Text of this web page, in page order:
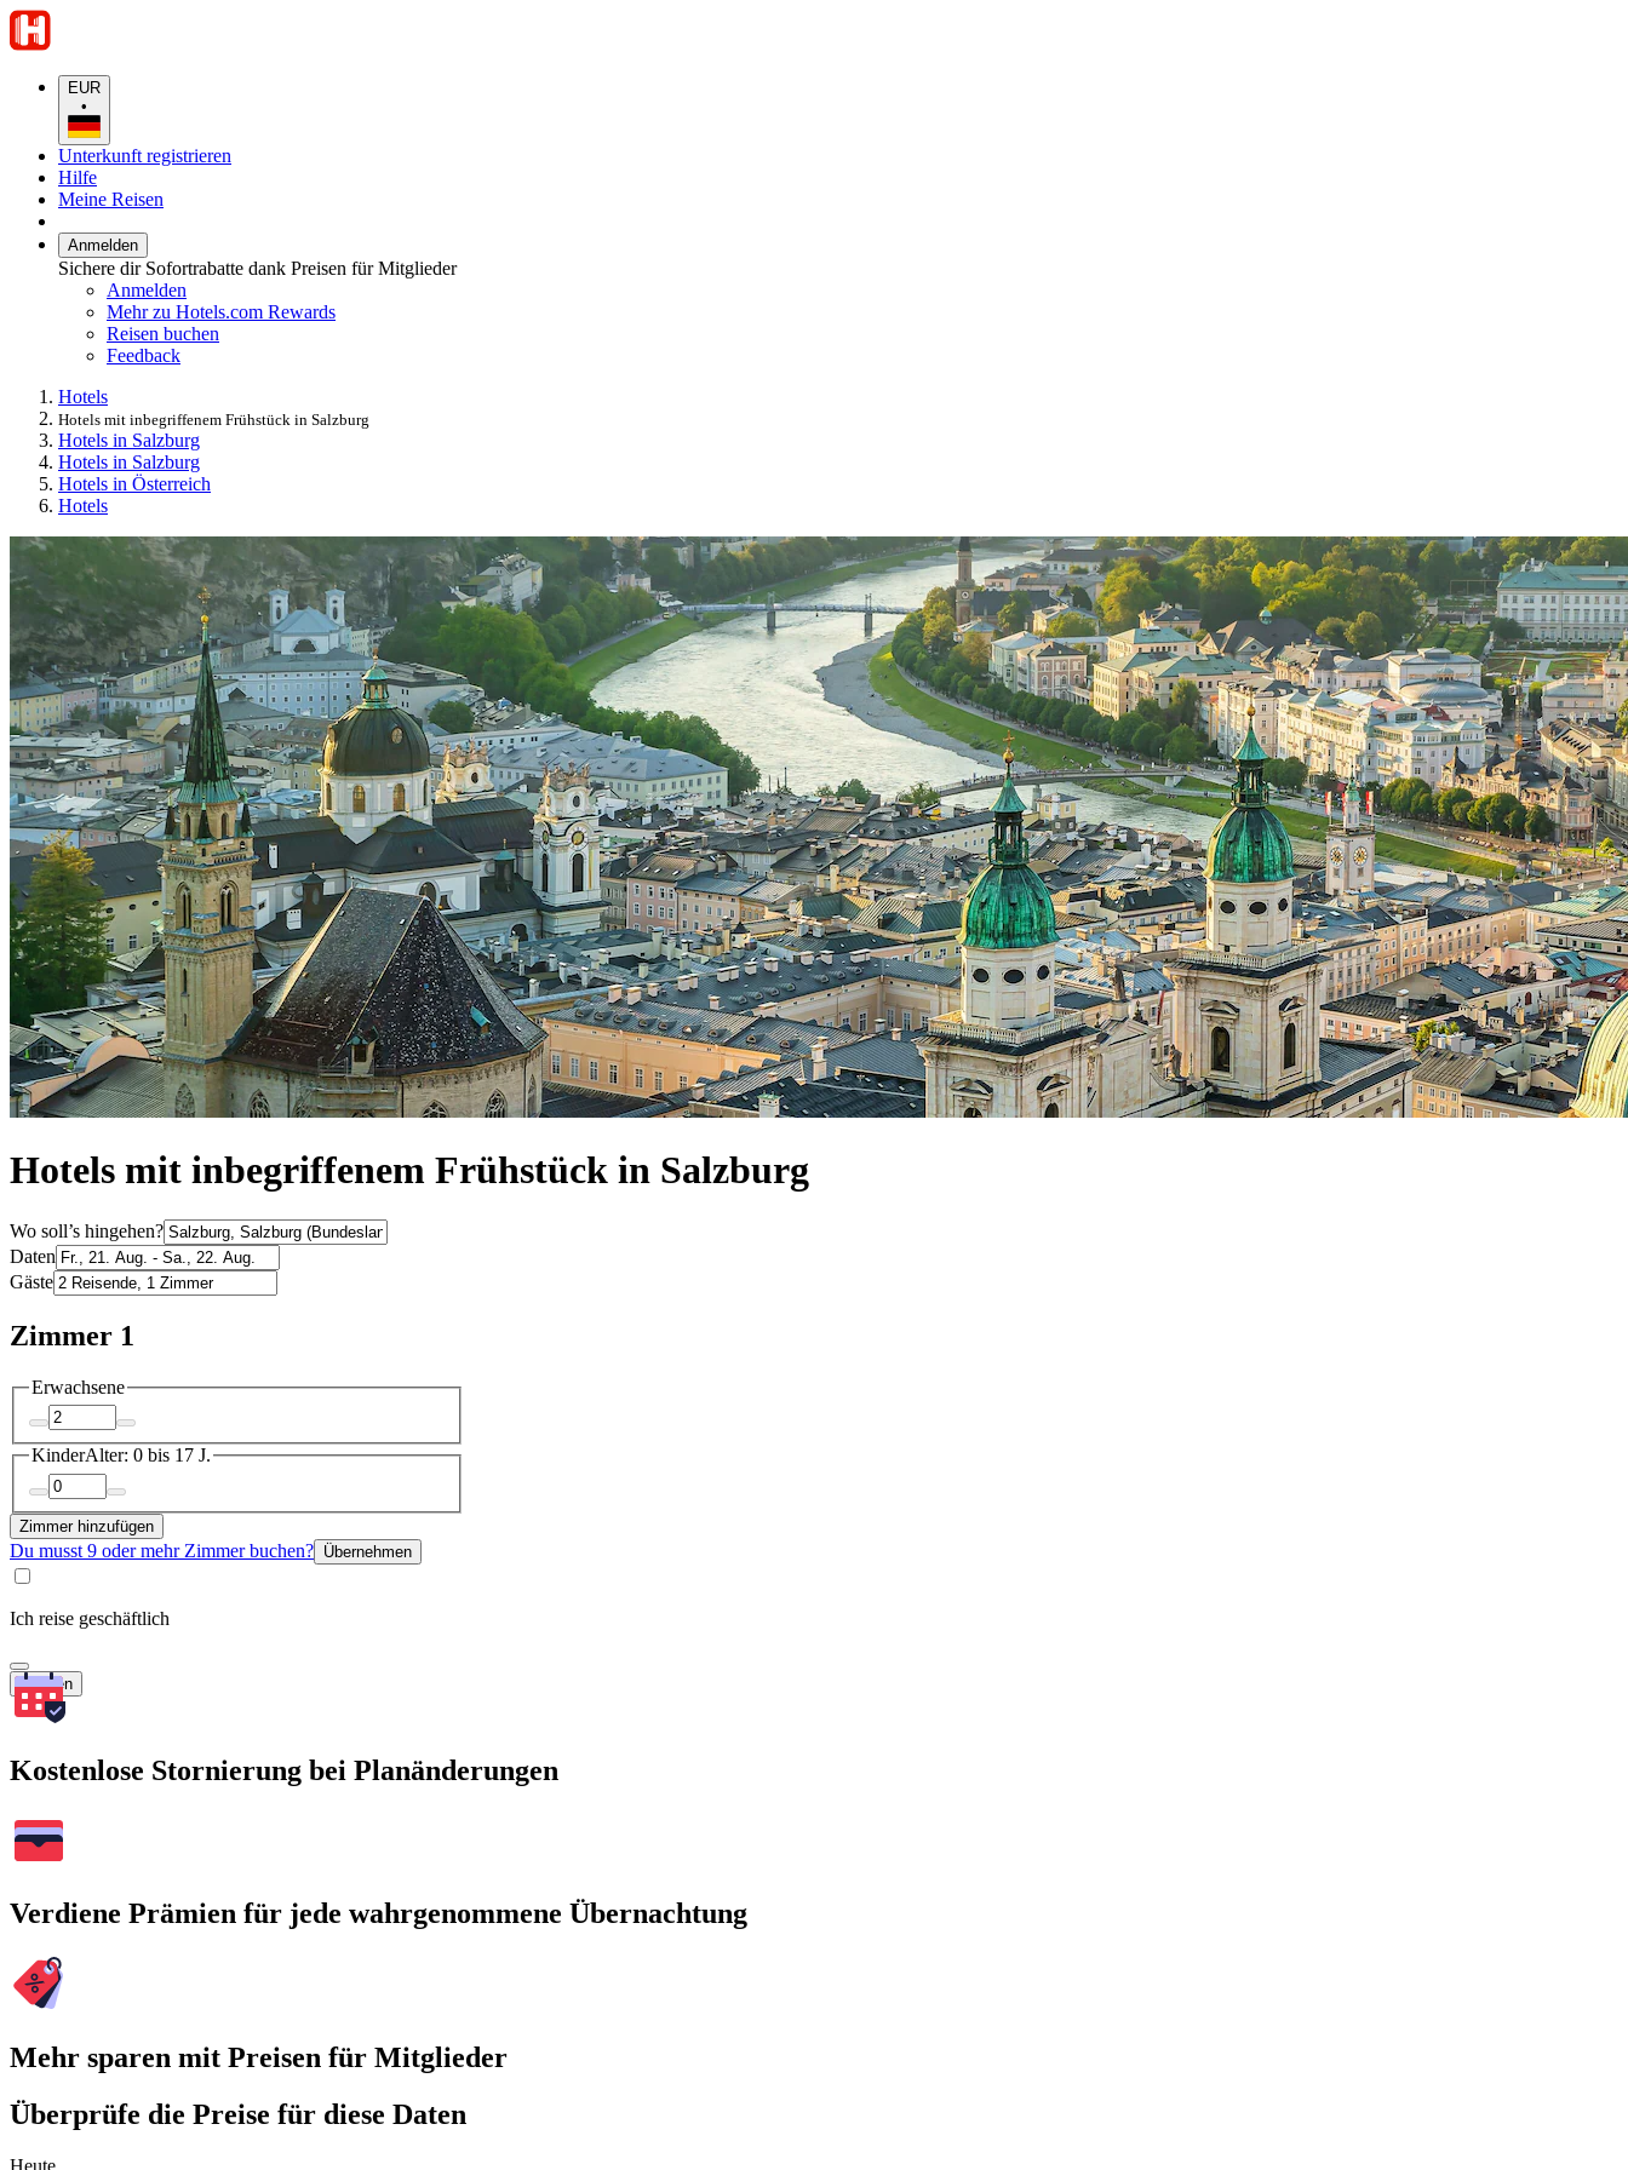
EUR
•
Unterkunft registrieren
Hilfe
Meine Reisen
Anmelden
Sichere dir Sofortrabatte dank Preisen für Mitglieder
Anmelden
Mehr zu Hotels.com Rewards
Reisen buchen
Feedback
Hotels
Hotels mit inbegriffenem Frühstück in Salzburg
Hotels in Salzburg
Hotels in Salzburg
Hotels in Österreich
Hotels
Hotels mit inbegriffenem Frühstück in Salzburg
Wo soll’s hingehen?
Daten
Gäste
Zimmer 1
Erwachsene
KinderAlter: 0 bis 17 J.
Zimmer hinzufügen
Du musst 9 oder mehr Zimmer buchen? Übernehmen
Ich reise geschäftlich
Suchen
Kostenlose Stornierung bei Planänderungen
Verdiene Prämien für jede wahrgenommene Übernachtung
Mehr sparen mit Preisen für Mitglieder
Überprüfe die Preise für diese Daten